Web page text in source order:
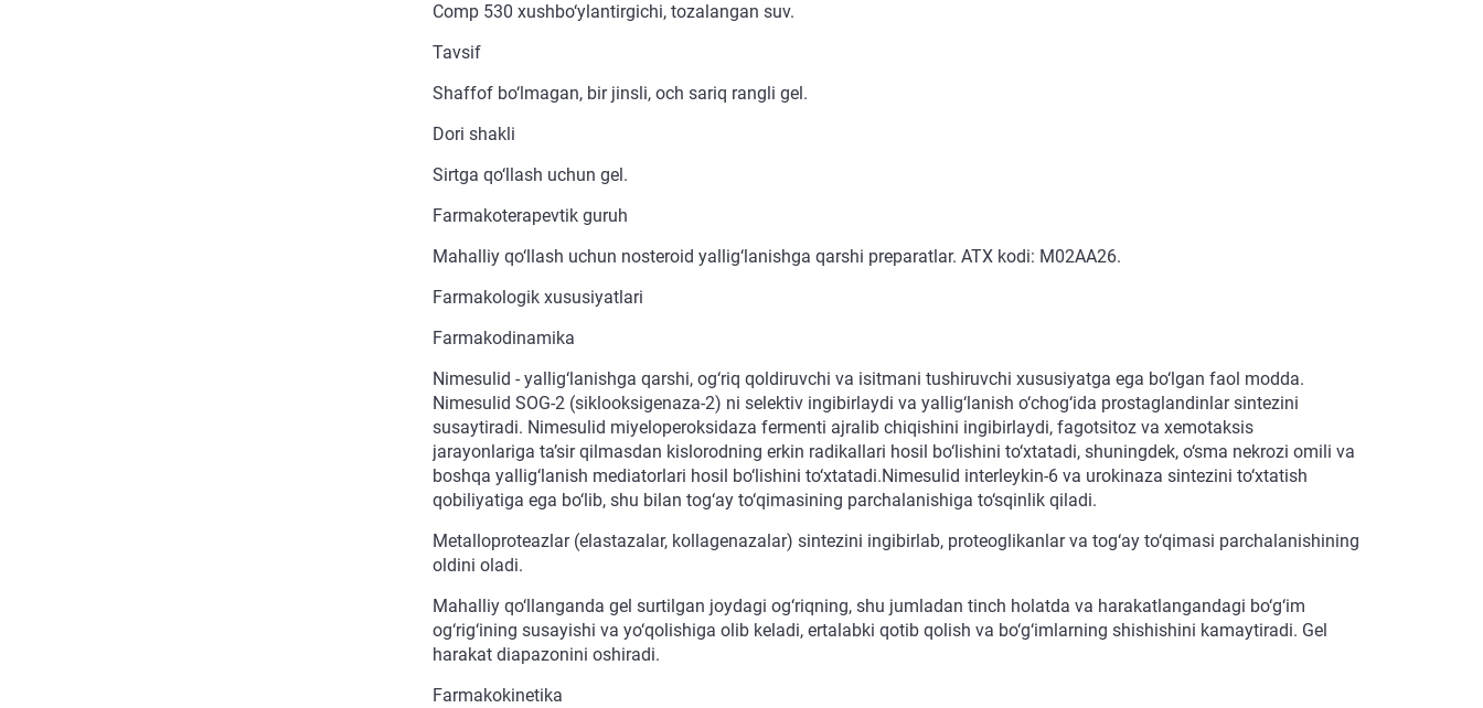
Comp 530 xushbo‘ylantirgichi, tozalangan suv.
Tavsif
Shaffof bo‘lmagan, bir jinsli, och sariq rangli gel.
Dori shakli
Sirtga qo‘llash uchun gel.
Farmakoterapevtik guruh
Mahalliy qo‘llash uchun nosteroid yallig‘lanishga qarshi preparatlar. ATX kodi: M02AA26.
Farmakologik xususiyatlari
Farmakodinamika
Nimesulid - yallig‘lanishga qarshi, og‘riq qoldiruvchi va isitmani tushiruvchi xususiyatga ega bo‘lgan faol modda.
Nimesulid SOG-2 (siklooksigenaza-2) ni selektiv ingibirlaydi va yallig‘lanish o‘chog‘ida prostaglandinlar sintezini
susaytiradi. Nimesulid miyeloperoksidaza fermenti ajralib chiqishini ingibirlaydi, fagotsitoz va xemotaksis
jarayonlariga ta’sir qilmasdan kislorodning erkin radikallari hosil bo‘lishini to‘xtatadi, shuningdek, o‘sma nekrozi omili va
boshqa yallig‘lanish mediatorlari hosil bo‘lishini to‘xtatadi.Nimesulid interleykin-6 va urokinaza sintezini to‘xtatish
qobiliyatiga ega bo‘lib, shu bilan tog‘ay to‘qimasining parchalanishiga to‘sqinlik qiladi.
Metalloproteazlar (elastazalar, kollagenazalar) sintezini ingibirlab, proteoglikanlar va tog‘ay to‘qimasi parchalanishining
oldini oladi.
Mahalliy qo‘llanganda gel surtilgan joydagi og‘riqning, shu jumladan tinch holatda va harakatlangandagi bo‘g‘im
og‘rig‘ining susayishi va yo‘qolishiga olib keladi, ertalabki qotib qolish va bo‘g‘imlarning shishishini kamaytiradi. Gel
harakat diapazonini oshiradi.
Farmakokinetika